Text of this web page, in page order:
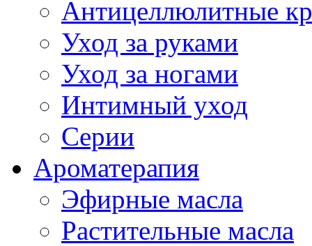
Антицеллюлитные
Уход за руками
Уход за ногами
Интимный уход
Серии
Ароматерапия
Эфирные масла
Растительные масла